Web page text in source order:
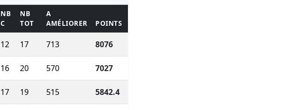
NB
C
NB
TOT
A
AMÉLIORER
POINTS
12 17 713 8076
16 20 570 7027
17 19 515 5842.4